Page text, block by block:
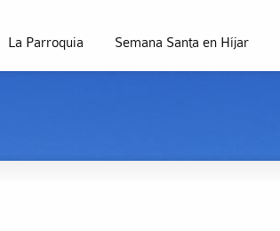
La Parroquia Semana Santa en Híjar